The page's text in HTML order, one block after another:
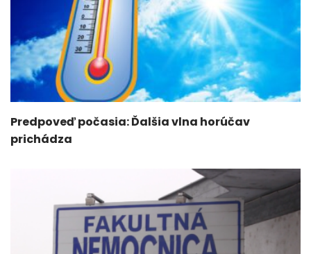
Predpoveď počasia: Ďalšia vlna horúčav
prichádza